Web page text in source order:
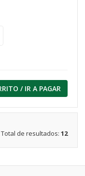
/ IR A PAGAR
Total de resultados: 12